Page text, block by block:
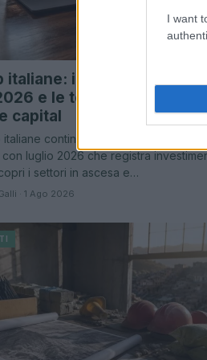
I want
italiane: i mega-round di
e le tendenze del
capital
italiane continuano a crescere a ritmi
con luglio 2026 che registra
i settori in ascesa e…
· 1 Ago 2026